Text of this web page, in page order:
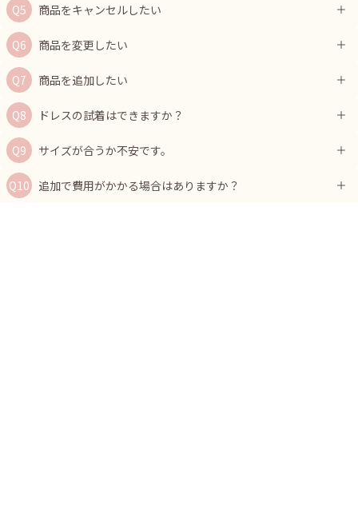
商品をキャンセルしたい
商品を変更したい
商品を追加したい
ドレスの試着はできますか？
サイズが合うか不安です。
追加で費用がかかる場合はありますか？